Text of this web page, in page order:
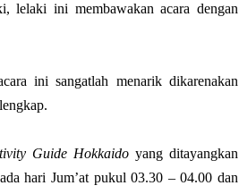
lelaki ini membawakan acara dengan
ini sangatlah menarik dikarenakan
Guide Hokkaidoyang ditayangkan
hari Jum’at pukul 03.30 – 04.00 dan